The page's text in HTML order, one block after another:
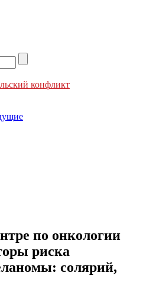
конфликт
по онкологии
риска
солярий,